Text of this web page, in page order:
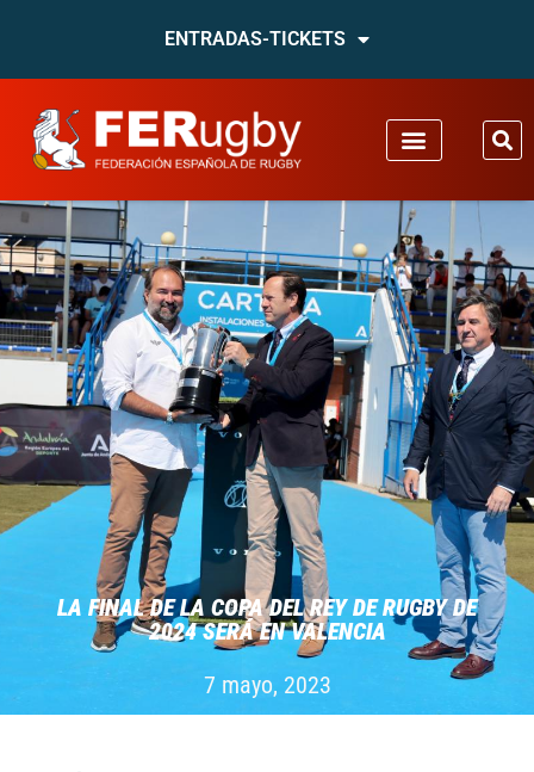
ENTRADAS-TICKETS
LA FINAL DE LA COPA DEL REY DE RUGBY DE
2024 SERÁ EN VALENCIA
7 mayo, 2023